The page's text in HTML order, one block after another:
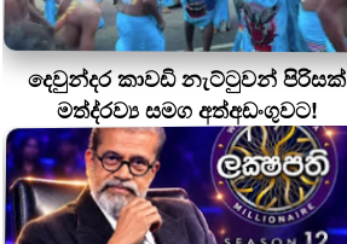
දෙවුන්දර කාවඩි නැට්ටුවන් පිරිසක්
මත්ද‍්‍රව්‍ය සමග අත්අඩංගුවට!